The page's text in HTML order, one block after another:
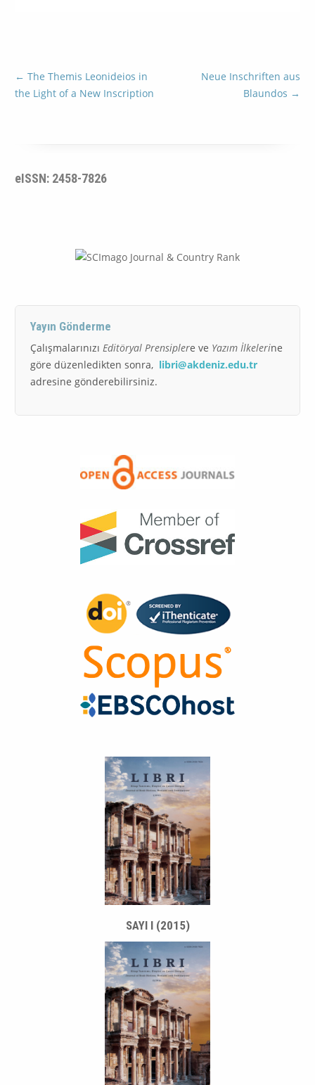
← The Themis Leonideios in
the Light of a New Inscription
Neue Inschriften aus
Blaundos →
eISSN: 2458-7826
Yayın Gönderme
ÇalışmalarınızıEditöryal Prensiplere ve Yazım İlkelerine
göre düzenledikten sonra, libri@akdeniz.edu.tr
adresine gönderebilirsiniz.
SAYI I (2015)